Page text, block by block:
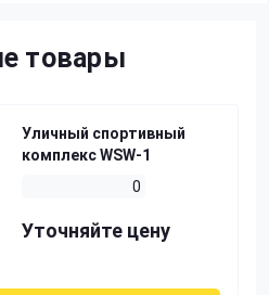
товары
Уличный спортивный
комплекс WSW-1
0
Уточняйте цену